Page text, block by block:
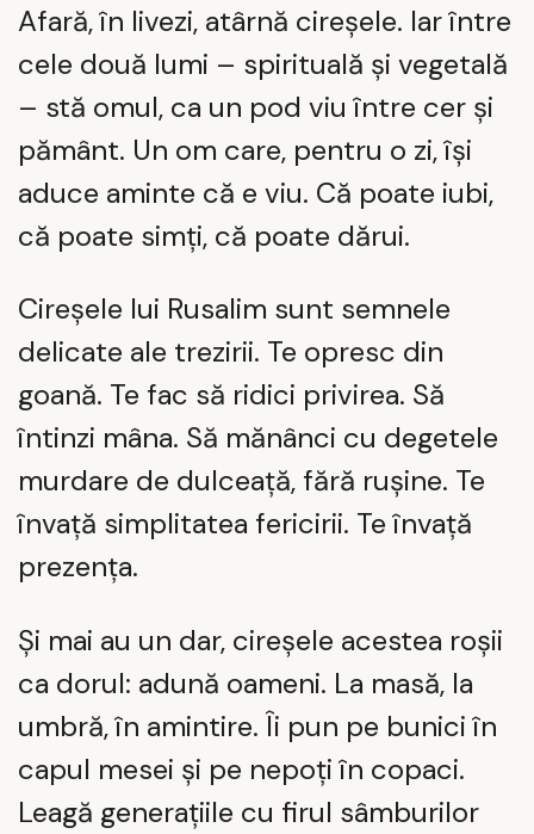
Afară, în livezi, atârnă cireșele. Iar între
cele două lumi – spirituală și vegetală
– stă omul, ca un pod viu între cer și
pământ. Un om care, pentru o zi, își
aduce aminte că e viu. Că poate iubi,
că poate simți, că poate dărui.
Cireșele lui Rusalim sunt semnele
delicate ale trezirii. Te opresc din
goană. Te fac să ridici privirea. Să
întinzi mâna. Să mănânci cu degetele
murdare de dulceață, fără rușine. Te
învață simplitatea fericirii. Te învață
prezența.
Și mai au un dar, cireșele acestea roșii
ca dorul: adună oameni. La masă, la
umbră, în amintire. Îi pun pe bunici în
capul mesei și pe nepoți în copaci.
Leagă generațiile cu firul sâmburilor